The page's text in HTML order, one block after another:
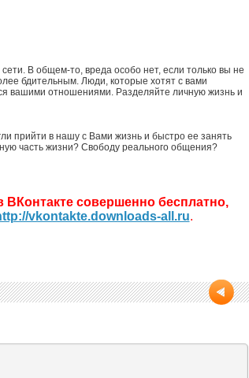
В общем-то, вреда особо нет, если только вы не
бдительным. Люди, которые хотят с вами
вашими отношениями. Разделяйте личную жизнь и
прийти в нашу с Вами жизнь и быстро ее занять
часть жизни? Свободу реального общения?
ВКонтакте совершенно бесплатно,
vkontakte.downloads-all.ru.